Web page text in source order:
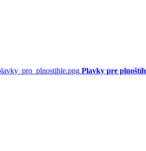
Plavky pre